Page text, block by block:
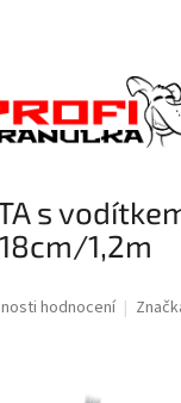
s
1,2m
hodnocení